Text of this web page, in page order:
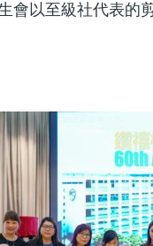
會以至級社代表的